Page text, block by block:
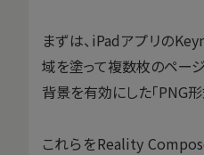
まずは、iPadアプリの
域を塗って複数枚のペー
背景を有効にした「PNG形
これらをReality